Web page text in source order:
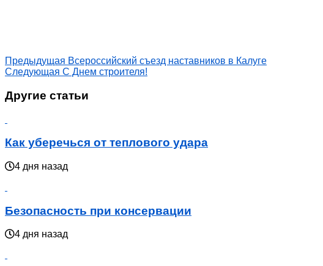
Предыдущая Всероссийский съезд наставников в Калуге
Следующая С Днем строителя!
Другие статьи
Как уберечься от теплового удара
4 дня назад
Безопасность при консервации
4 дня назад